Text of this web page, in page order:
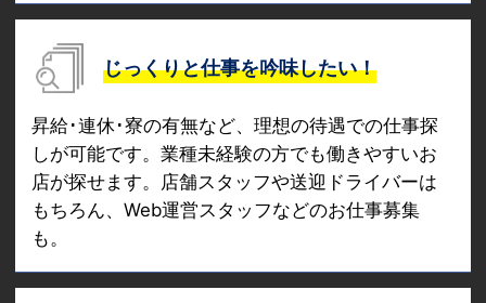
じっくりと仕事を吟味したい！
昇給･連休･寮の有無など、理想の待遇での仕事探
しが可能です。業種未経験の方でも働きやすいお
店が探せます。店舗スタッフや送迎ドライバーは
もちろん、Web運営スタッフなどのお仕事募集
も。